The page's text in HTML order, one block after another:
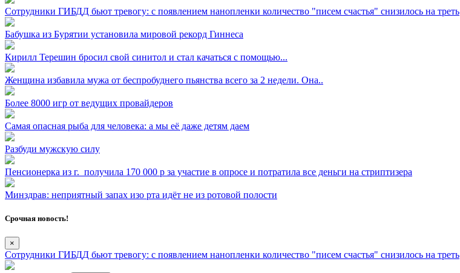
Сотрудники ГИБДД бьют тревогу: с появлением нанопленки количество "писем счастья" снизилось на треть
Бабушка из Бурятии установила мировой рекорд Гиннеса
Кирилл Терешин бросил свой синитол и стал качаться с помощью...
Женщина избавила мужа от беспробуднего пьянства всего за 2 недели. Она..
Более 8000 игр от ведущих провайдеров
Самая опасная рыба для человека: а мы её даже детям даем
Разбуди мужскую силу
Пенсионерка из г. ⁣ получила 170 000 р за участие в опросе и потратила все деньги на стриптизера
Минздрав: неприятный запах изо рта идёт не из ротовой полости
Срочная новость!
×
Сотрудники ГИБДД бьют тревогу: с появлением нанопленки количество "писем счастья" снизилось на треть